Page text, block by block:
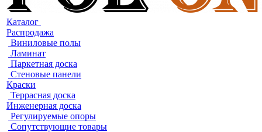
Каталог
Распродажа
Виниловые полы
Ламинат
Паркетная доска
Стеновые панели
Краски
Террасная доска
Инженерная доска
Регулируемые опоры
Сопутствующие товары